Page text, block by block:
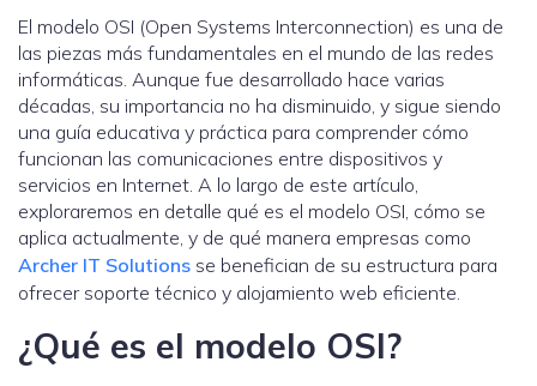
El modelo OSI (Open Systems Interconnection) es una de
las piezas más fundamentales en el mundo de las redes
informáticas. Aunque fue desarrollado hace varias
décadas, su importancia no ha disminuido, y sigue siendo
una guía educativa y práctica para comprender cómo
funcionan las comunicaciones entre dispositivos y
servicios en Internet. A lo largo de este artículo,
exploraremos en detalle qué es el modelo OSI, cómo se
aplica actualmente, y de qué manera empresas como
Archer IT Solutions se benefician de su estructura para
ofrecer soporte técnico y alojamiento web eficiente.
¿Qué es el modelo OSI?